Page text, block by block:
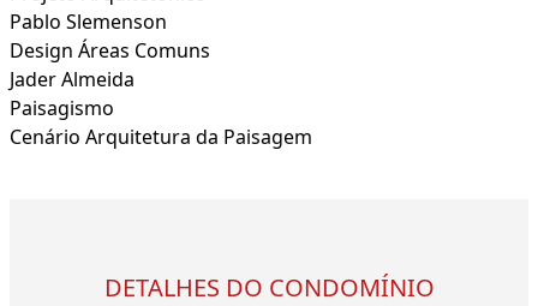
Pablo Slemenson
Design Áreas Comuns
Jader Almeida
Paisagismo
Cenário Arquitetura da Paisagem
DETALHES DO CONDOMÍNIO